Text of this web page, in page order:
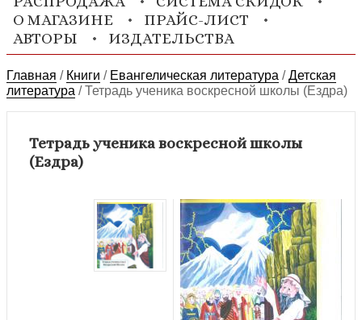
О МАГАЗИНЕ
ПРАЙС-ЛИСТ
АВТОРЫ
ИЗДАТЕЛЬСТВА
Главная / Книги / Евангелическая литература /Детская
литература /Тетрадь ученика воскресной школы (Ездра)
Тетрадь ученика воскресной школы
(Ездра)